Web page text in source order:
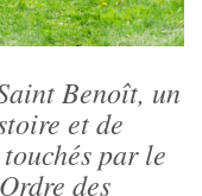
Benoît, un
et de
par le
des